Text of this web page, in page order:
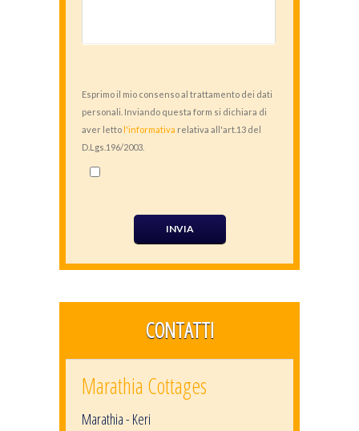
Esprimo il mio consenso al trattamento dei dati
personali. Inviando questa form si dichiara di
aver letto l'informativa relativa all'art.13 del
D.Lgs.196/2003.
CONTATTI
Marathia Cottages
Marathia - Keri